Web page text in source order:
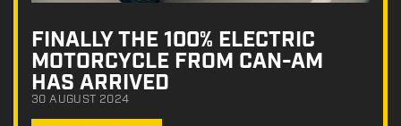
FINALLY THE 100% ELECTRIC
MOTORCYCLE FROM CAN-AM
HAS ARRIVED
30 AUGUST 2024